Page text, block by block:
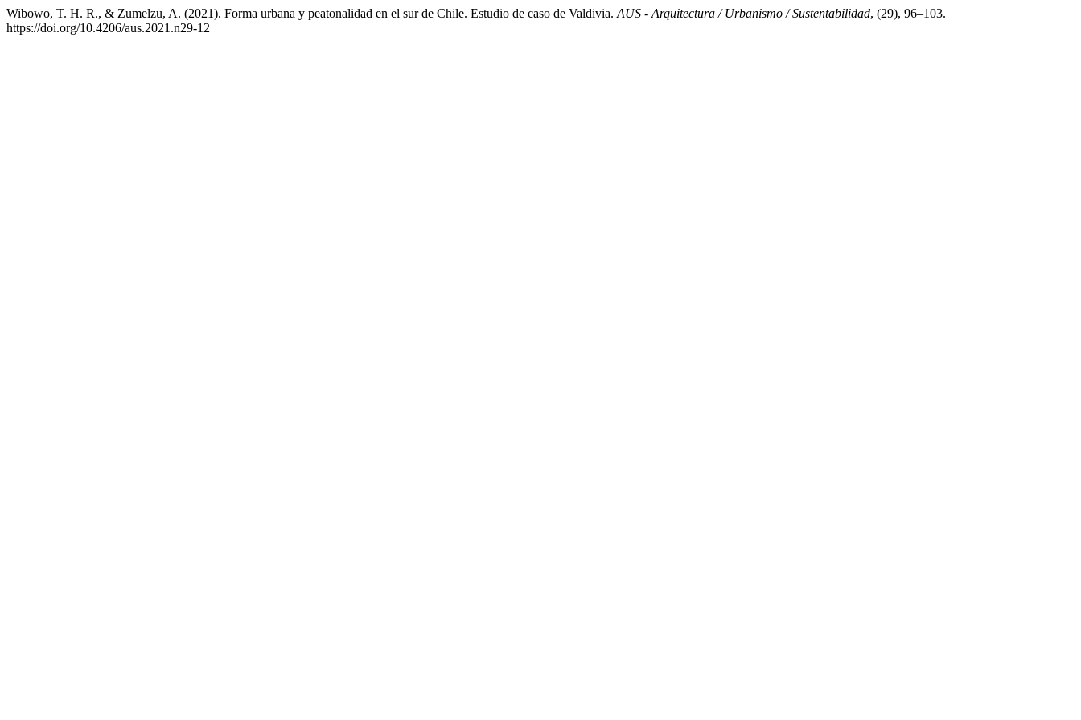
Wibowo, T. H. R., & Zumelzu, A. (2021). Forma urbana y peatonalidad en el sur de Chile. Estudio de caso de Valdivia. AUS - Arquitectura / Urbanismo / Sustentabilidad, (29), 96–103.
https://doi.org/10.4206/aus.2021.n29-12